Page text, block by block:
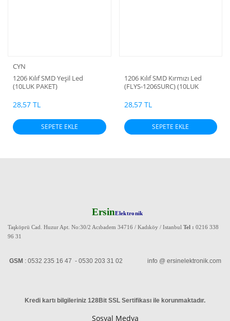
CYN
1206 Kılıf SMD Yeşil Led
(10LUK PAKET)
28,57 TL
SEPETE EKLE
1206 Kılıf SMD Kırmızı Led
(FLYS-1206SURC) (10LUK
28,57 TL
SEPETE EKLE
ErsinElektronik
Taşköprü Cad. Huzur Apt. No:30/2 Acıbadem 34716 / Kadıköy / Istanbul Tel : 0216 338
96 31
GSM : 0532 235 16 47 - 0530 203 31 02 info @ ersinelektronik.com
Kredi kartı bilgileriniz 128Bit SSL Sertifikası ile korunmaktadır.
Sosyal Medya